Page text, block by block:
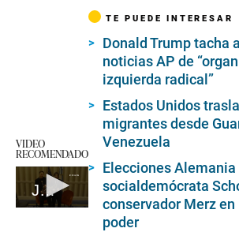
VIDEO
RECOMENDADO
Javier Milei le regala a Elon Musk una motosierra
TE PUEDE INTERESAR
Donald Trump tacha
noticias AP de
izquierda radical”
Estados Unidos
migrantes desde
Venezuela
Elecciones Alemania
socialdemócrata
conservador Merz en
poder